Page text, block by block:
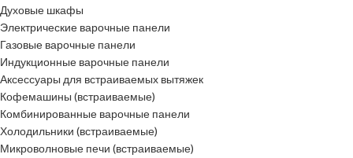
Духовые шкафы
Электрические варочные панели
Газовые варочные панели
Индукционные варочные панели
Аксессуары для встраиваемых вытяжек
Кофемашины (встраиваемые)
Комбинированные варочные панели
Холодильники (встраиваемые)
Микроволновые печи (встраиваемые)